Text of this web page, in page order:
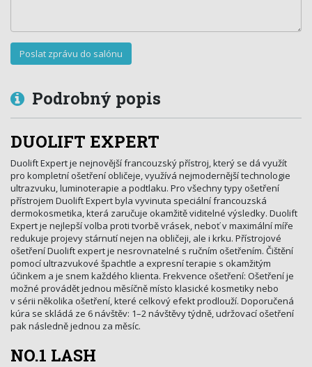
Podrobný popis
DUOLIFT EXPERT
Duolift Expert je nejnovější francouzský přístroj, který se dá využít
pro kompletní ošetření obličeje, využívá nejmodernější technologie
ultrazvuku, luminoterapie a podtlaku. Pro všechny typy ošetření
přístrojem Duolift Expert byla vyvinuta speciální francouzská
dermokosmetika, která zaručuje okamžitě viditelné výsledky. Duolift
Expert je nejlepší volba proti tvorbě vrásek, neboť v maximální míře
redukuje projevy stárnutí nejen na obličeji, ale i krku. Přístrojové
ošetření Duolift expert je nesrovnatelné s ručním ošetřením. Čištění
pomocí ultrazvukové špachtle a expresní terapie s okamžitým
účinkem a je snem každého klienta. Frekvence ošetření: Ošetření je
možné provádět jednou měsíčně místo klasické kosmetiky nebo
v sérii několika ošetření, které celkový efekt prodlouží. Doporučená
kúra se skládá ze 6 návštěv: 1–2 návštěvy týdně, udržovací ošetření
pak následně jednou za měsíc.
NO.1 LASH